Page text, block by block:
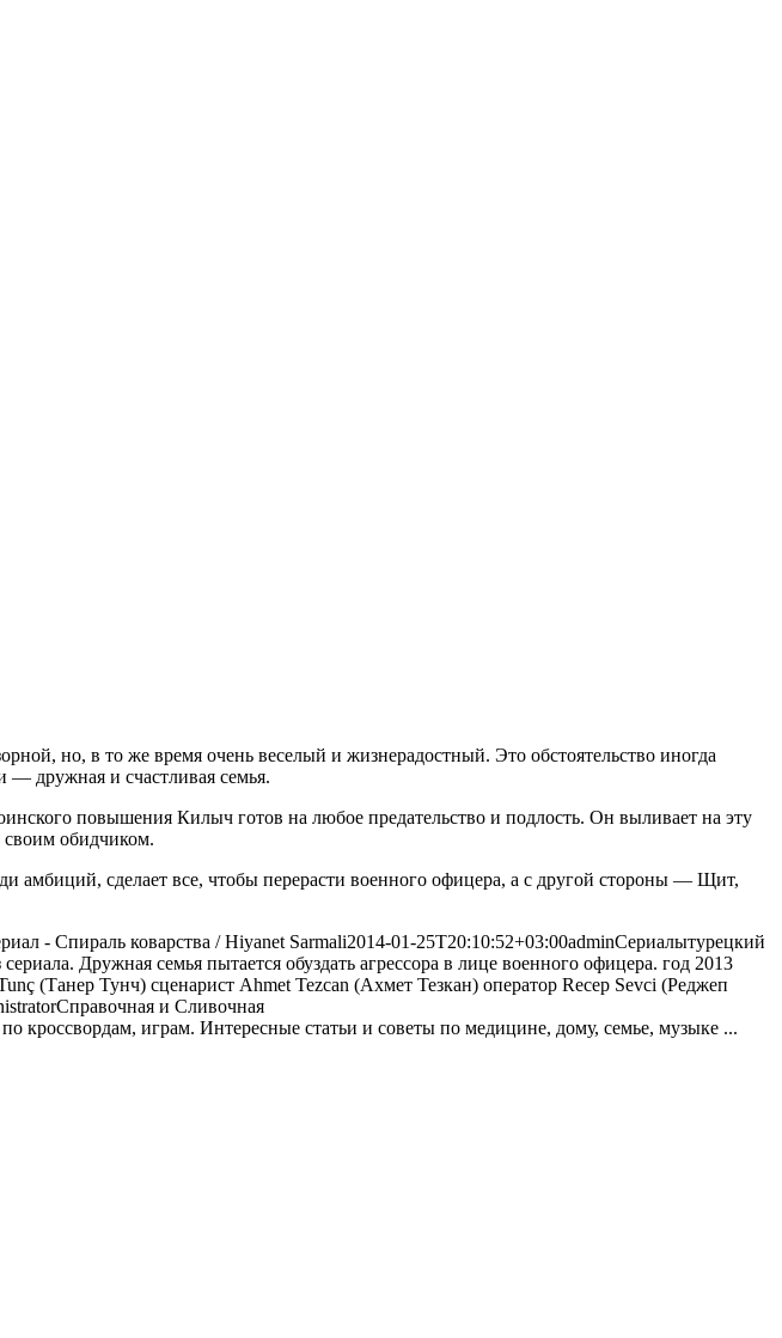
но, в то же время очень веселый и жизнерадостный. Это обстоятельство иногда
— дружная и счастливая семья.
повышения Килыч готов на любое предательство и подлость. Он выливает на эту
своим обидчиком.
амбиций, сделает все, чтобы перерасти военного офицера, а с другой стороны — Щит,
- Спираль коварства / Hiyanet Sarmali2014-01-25T20:10:52+03:00adminСериалытурецкий
Дружная семья пытается обуздать агрессора в лице военного офицера. год 2013
(Танер Тунч) сценарист Ahmet Tezcan (Ахмет Тезкан) оператор Recep Sevci (Реджеп
Справочная и Сливочная